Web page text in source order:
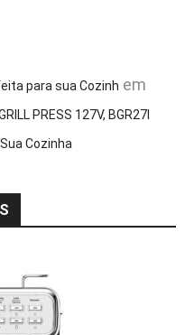
para sua Cozinh em
PRESS 127V, BGR27I
Cozinha